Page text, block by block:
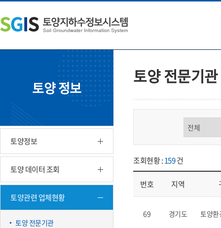
문
내
용
쪽
메
뉴
단
주
소
토양 정보
토양정보
토양 데이터 조회
토양관련 업체현황
토양 전문기관
토양 전문기관
조회현황 :159건
번호 지역
69 경기도 토양환